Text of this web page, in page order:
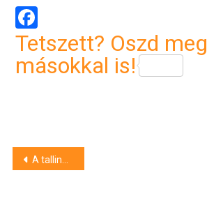
Facebook
Tetszett? Oszd meg
másokkal is!
Bejegyzés
A tallinni magyar nagykövetség újranyitásában bíznak Debrecenben is